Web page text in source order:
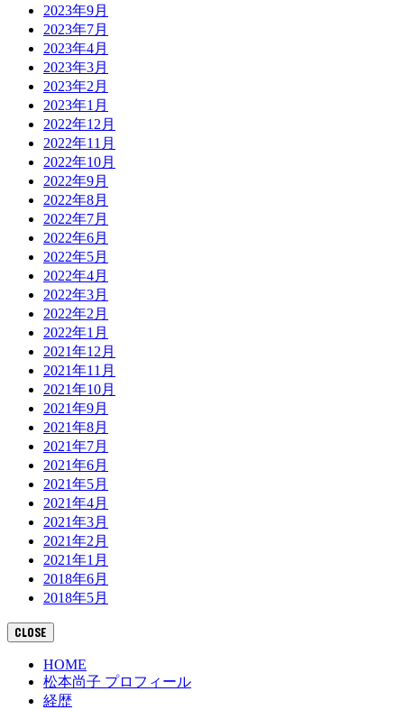
2023年9月
2023年7月
2023年4月
2023年3月
2023年2月
2023年1月
2022年12月
2022年11月
2022年10月
2022年9月
2022年8月
2022年7月
2022年6月
2022年5月
2022年4月
2022年3月
2022年2月
2022年1月
2021年12月
2021年11月
2021年10月
2021年9月
2021年8月
2021年7月
2021年6月
2021年5月
2021年4月
2021年3月
2021年2月
2021年1月
2018年6月
2018年5月
CLOSE
HOME
松本尚子 プロフィール
経歴